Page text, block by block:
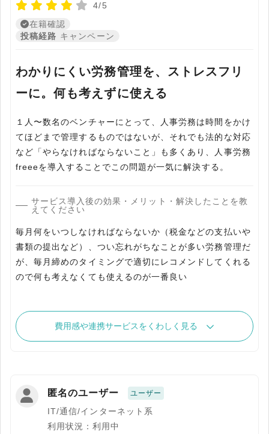
4/5
在籍確認
投稿経路 キャンペーン
わかりにくい労務管理を、ストレスフリ
ーに。何も考えずに使える
１人〜数名のベンチャーにとって、人事労務は時間をかけ
てほどまで管理するものではないが、それでも法的な対応
など「やらなければならないこと」も多くあり、人事労務
freeeを導入することでこの問題が一気に解決する。
サービス導入後の効果・メリット・解決したことを教
えてください
毎月何をいつしなければならないか（税金などの支払いや
書類の提出など）、つい忘れがちなことが多い労務管理だ
が、毎月締めのタイミングで適切にレコメンドしてくれる
ので何も考えなくても使えるのが一番良い
費用感や連携サービスをくわしく見る
匿名のユーザー ユーザー
IT/通信/インターネット系
利用状況：利用中